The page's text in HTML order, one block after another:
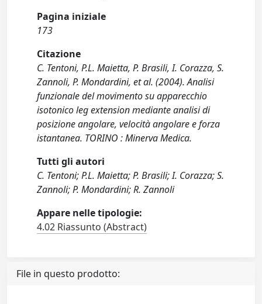
Pagina iniziale
173
Citazione
C. Tentoni, P.L. Maietta, P. Brasili, I. Corazza, S.
Zannoli, P. Mondardini, et al. (2004). Analisi
funzionale del movimento su apparecchio
isotonico leg extension mediante analisi di
posizione angolare, velocità angolare e forza
istantanea. TORINO : Minerva Medica.
Tutti gli autori
C. Tentoni; P.L. Maietta; P. Brasili; I. Corazza; S.
Zannoli; P. Mondardini; R. Zannoli
Appare nelle tipologie:
4.02 Riassunto (Abstract)
File in questo prodotto: